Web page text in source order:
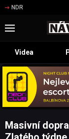
NDR
Videa
Masivní